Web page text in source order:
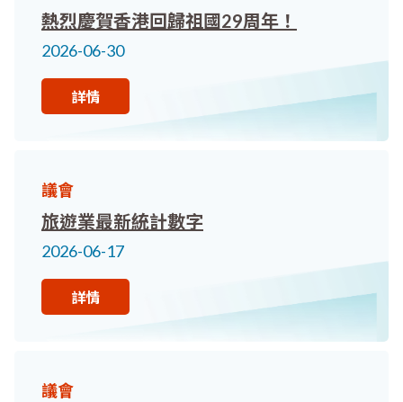
熱烈慶賀香港回歸祖國29周年！
2026-06-30
詳情
議會
旅遊業最新統計數字
2026-06-17
詳情
議會